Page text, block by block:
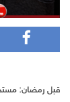
قبل رمضان: